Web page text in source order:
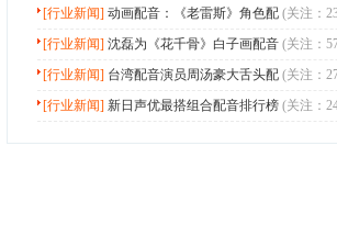
[行业新闻] 动画配音：《老雷斯》角色配 (关注：
[行业新闻] 沈磊为《花千骨》白子画配音 (关注：
[行业新闻] 台湾配音演员周汤豪大舌头配 (关注：
[行业新闻] 新日声优最搭组合配音排行榜 (关注：